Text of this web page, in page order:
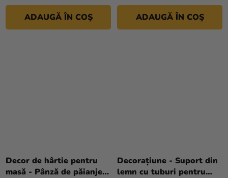
ADAUGĂ ÎN COŞ ADAUGĂ ÎN COŞ
Decor de hârtie pentru
masă - Pânză de păianjen
Decorațiune - Suport din
lemn cu tuburi pentru